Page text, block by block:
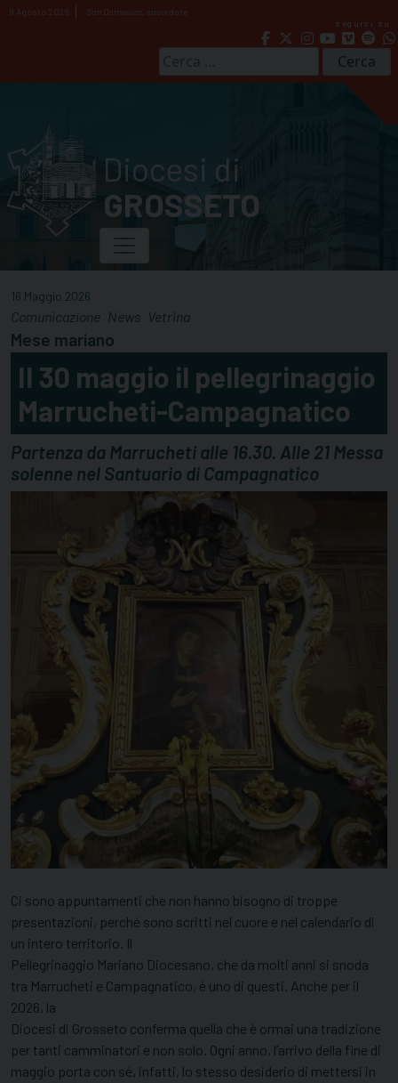
Skip
8 Agosto 2026
San Domenico, sacerdote
seguici su
per:
Diocesi di
GROSSETO
16 Maggio 2026
Comunicazione News Vetrina
Mese mariano
Il 30 maggio il pellegrinaggio
Marrucheti-Campagnatico
Partenza da Marrucheti alle 16.30. Alle 21 Messa
solenne nel Santuario di Campagnatico
Ci sono appuntamenti che non hanno bisogno di troppe
presentazioni, perché sono scritti nel cuore e nel calendario di
un intero territorio. Il
Pellegrinaggio Mariano Diocesano, che da molti anni si snoda
tra Marrucheti e Campagnatico, è uno di questi. Anche per il
2026, la
Diocesi di Grosseto conferma quella che è ormai una tradizione
per tanti camminatori e non solo. Ogni anno, l’arrivo della fine di
maggio porta con sé, infatti, lo stesso desiderio di mettersi in